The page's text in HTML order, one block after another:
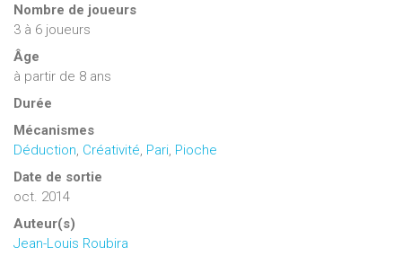
Nombre de joueurs
3 à 6 joueurs
Âge
à partir de 8 ans
Durée
Mécanismes
Déduction Créativité Pari Pioche
Date de sortie
oct. 2014
Auteur(s)
Jean-Louis Roubira